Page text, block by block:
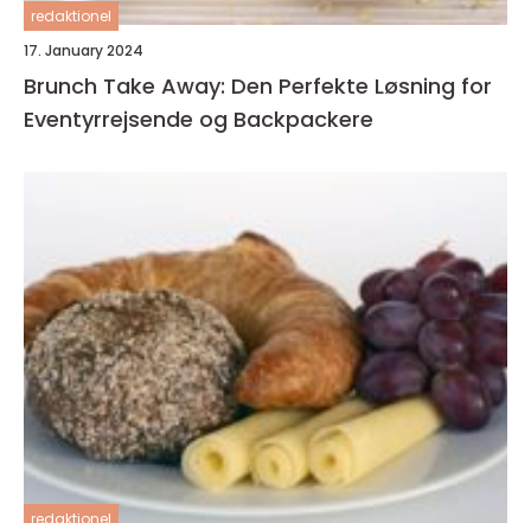
redaktionel
17. January 2024
Brunch Take Away: Den Perfekte Løsning for
Eventyrrejsende og Backpackere